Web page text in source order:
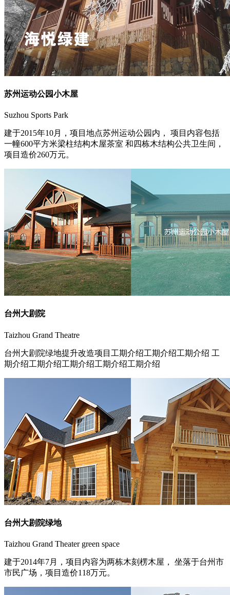
苏州运动公园小木屋
Suzhou Sports Park
建于2015年10月，项目地点苏州运动公园内， 项目内容包括
一幢600平方米梁柱结构木屋茶室 和四栋木结构公共卫生间，
项目造价260万元。
台州大剧院
Taizhou Grand Theatre
台州大剧院绿地提升改造项目工期介绍工期介绍工期介绍 工
期介绍工期介绍工期介绍工期介绍工期介绍
台州大剧院绿地
Taizhou Grand Theater green space
建于2014年7月，项目内容为两栋木刻楞木屋， 坐落于台州市
市民广场，项目造价118万元。